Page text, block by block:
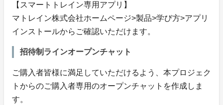
【スマートトレイン専用アプリ】
マトレイン株式会社ホームページ>製品>学び方>アプリ
インストールからご確認いただけます。
招待制ラインオープンチャット
ご購入者皆様に満足していただけるよう、本プロジェク
トからのご購入者専用のオープンチャットを作成しま
す。